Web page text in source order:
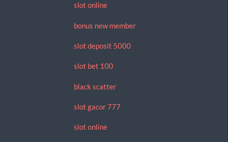
slot online
bonus new member
slot deposit 5000
slot bet 100
black scatter
slot gacor 777
slot online